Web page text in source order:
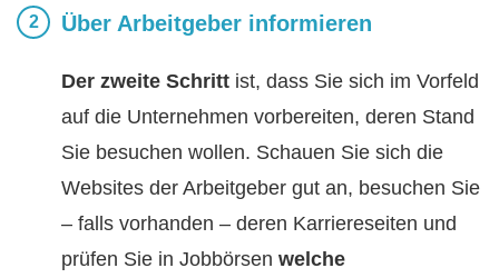
Über Arbeitgeber informieren
Der zweite Schritt ist, dass Sie sich im Vorfeld
auf die Unternehmen vorbereiten, deren Stand
Sie besuchen wollen. Schauen Sie sich die
Websites der Arbeitgeber gut an, besuchen Sie
– falls vorhanden – deren Karriereseiten und
prüfen Sie in Jobbörsen welche